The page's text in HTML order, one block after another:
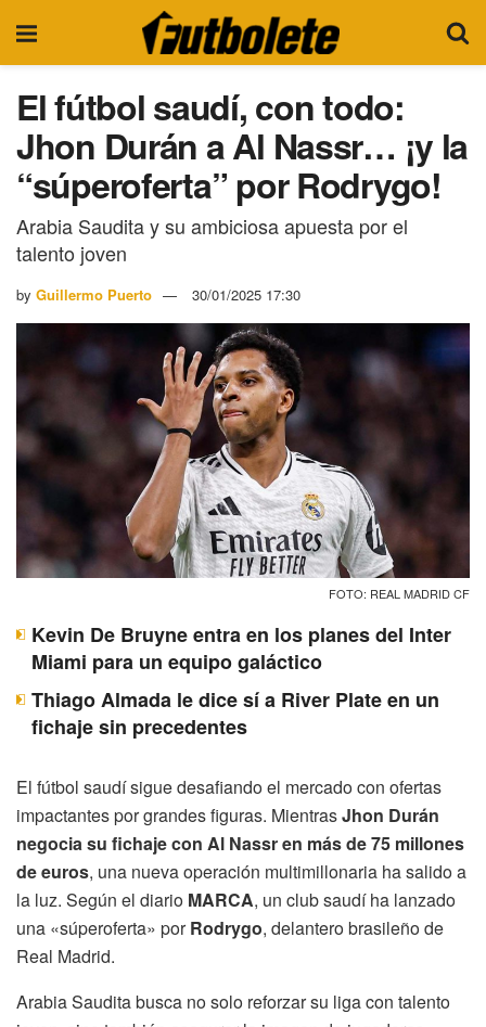
El fútbol saudí, con todo:
Jhon Durán a Al Nassr… ¡y la
“súperoferta” por Rodrygo!
Arabia Saudita y su ambiciosa apuesta por el
talento joven
by Guillermo Puerto 30/01/2025 17:30
FOTO: REAL MADRID CF
Kevin De Bruyne entra en los planes del Inter
Miami para un equipo galáctico
Thiago Almada le dice sí a River Plate en un
fichaje sin precedentes
El fútbol saudí sigue desafiando el mercado con ofertas
impactantes por grandes figuras. MientrasJhon Durán
negocia su fichaje con Al Nassr en más de 75 millones
de euros, una nueva operación multimillonaria ha salido a
la luz. Según el diario MARCA, un club saudí ha lanzado
una «súperoferta» porRodrygo, delantero brasileño de
Real Madrid.
Arabia Saudita busca no solo reforzar su liga con talento